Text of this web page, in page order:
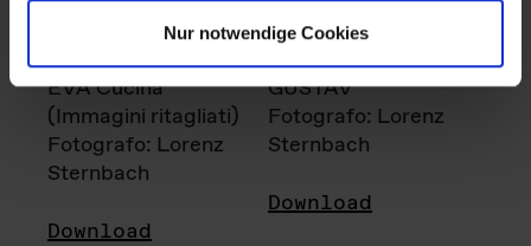
Nur notwendige Cookies
EVA Cucina
(Immagini ritagliati)
Fotografo: Lorenz
Sternbach
Download
GUSTAV
Fotografo: Lorenz
Sternbach
Download